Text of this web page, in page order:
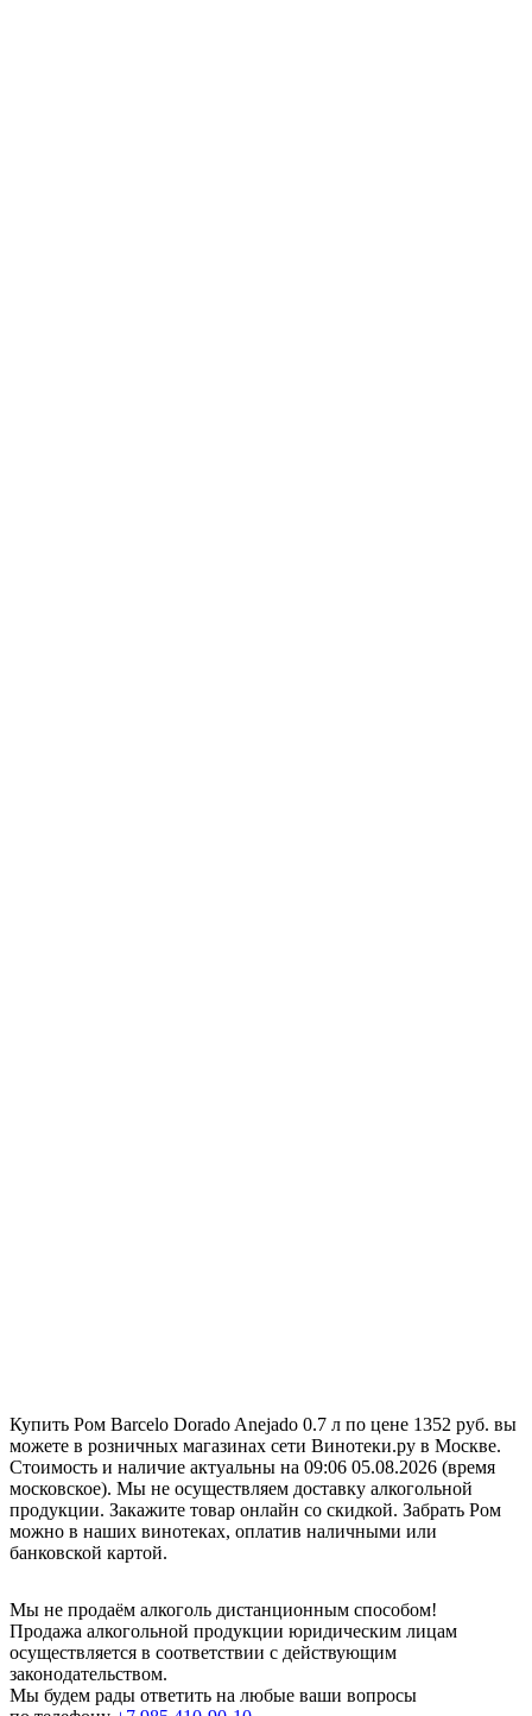
Купить Ром Barcelo Dorado Anejado 0.7 л по цене 1352 руб. вы
можете в розничных магазинах сети Винотеки.ру в Москве.
Стоимость и наличие актуальны на 09:06 05.08.2026 (время
московское). Мы не осуществляем доставку алкогольной
продукции. Закажите товар онлайн со скидкой. Забрать Ром
можно в наших винотеках, оплатив наличными или
банковской картой.
Мы не продаём алкоголь дистанционным способом!
Продажа алкогольной продукции юридическим лицам
осуществляется в соответствии с действующим
законодательством.
Мы будем рады ответить на любые ваши вопросы